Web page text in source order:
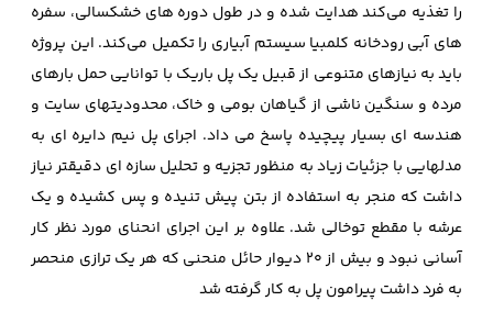
را تغذیه می‌کند هدایت شده و در طول دوره های خشکسالی، سفره
های آبی رودخانه کلمبیا سیستم آبیاری را تکمیل می‌کند. این پروژه
باید به نیازهای متنوعی از قبیل یک پل باریک با توانایی حمل بارهای
مرده و سنگین ناشی از گیاهان بومی و خاک، محدودیتهای سایت و
هندسه ‌ای بسیار پیچیده پاسخ می‌ داد. اجرای پل نیم دایره ای به
مدلهایی با جزئیات زیاد به منظور تجزیه و تحلیل سازه ای دقیقتر نیاز
داشت که منجر به استفاده از بتن پیش تنیده و پس کشیده و یک
عرشه با مقطع توخالی شد. علاوه بر این اجرای انحنای مورد نظر کار
آسانی نبود و بیش از 20 دیوار حائل منحنی که هر یک ترازی منحصر
به فرد داشت پیرامون پل به کار گرفته شد